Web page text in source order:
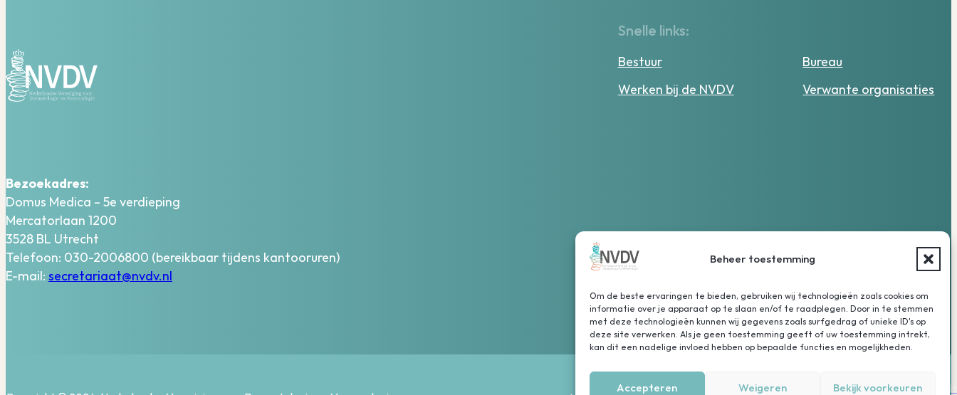
Beheer toestemming
Om de beste ervaringen te bieden, gebruiken wij technologieën zoals cookies om
informatie over je apparaat op te slaan en/of te raadplegen. Door in te stemmen
met deze technologieën kunnen wij gegevens zoals surfgedrag of unieke ID's op
deze site verwerken. Als je geen toestemming geeft of uw toestemming intrekt,
kan dit een nadelige invloed hebben op bepaalde functies en mogelijkheden.
Accepteren Weigeren Bekijk voorkeuren
Bezoekadres:
Domus Medica – 5e verdieping
Mercatorlaan 1200
3528 BL Utrecht
Telefoon: 030-2006800 (bereikbaar tijdens kantooruren)
E-mail: secretariaat@nvdv.nl
Snelle links:
Bestuur
Bureau
Werken bij de NVDV
Verwante organisaties
Een